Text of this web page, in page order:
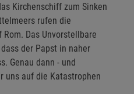
Kirchenschiff zum Sinken
rufen die
Das Unvorstellbare
der Papst in naher
Genau dann - und
uns auf die Katastrophen